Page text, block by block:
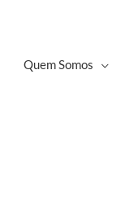
Quem Somos